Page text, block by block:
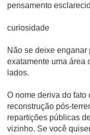
pensamento
curiosidade
Não se deixe
exatamente uma área
lados.
O nome deriva do fato
reconstrução pós-
repartições públicas
vizinho. Se você